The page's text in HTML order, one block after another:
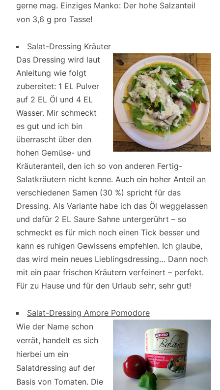
gerne mag. Einziges Manko: Der hohe Salzanteil
von 3,6 g pro Tasse!
Salat-Dressing Kräuter
Das Dressing wird laut
Anleitung wie folgt
zubereitet: 1 EL Pulver
auf 2 EL Öl und 4 EL
Wasser. Mir schmeckt
es gut und ich bin
überrascht über den
hohen Gemüse- und
Kräuteranteil, den ich so von anderen Fertig-
Salatkräutern nicht kenne. Auch ein hoher Anteil an
verschiedenen Samen (30 %) spricht für das
Dressing. Als Variante habe ich das Öl weggelassen
und dafür 2 EL Saure Sahne untergerührt – so
schmeckt es für mich noch einen Tick besser und
kann es ruhigen Gewissens empfehlen. Ich glaube,
das wird mein neues Lieblingsdressing… Dann noch
mit ein paar frischen Kräutern verfeinert – perfekt.
Für zu Hause und für den Urlaub sehr, sehr gut!
Salat-Dressing Amore Pomodore
Wie der Name schon
verrät, handelt es sich
hierbei um ein
Salatdressing auf der
Basis von Tomaten. Die